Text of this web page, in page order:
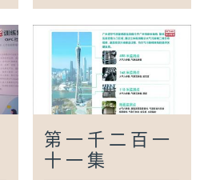
第一千二百一
十一集